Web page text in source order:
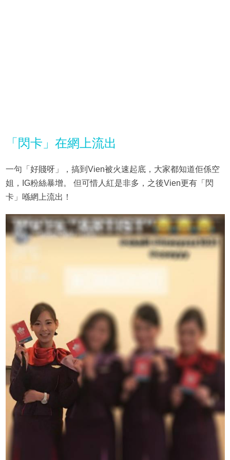
「閃卡」在網上流出
一句「好賤呀」，搞到Vien被火速起底，大家都知道佢係空
姐，IG粉絲暴增。 但可惜人紅是非多，之後Vien更有「閃
卡」喺網上流出！